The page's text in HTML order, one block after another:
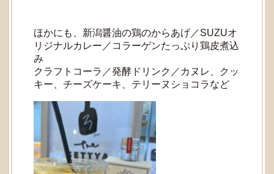
ほかにも、新潟醤油の鶏のからあげ／SUZUオ
リジナルカレー／コラーゲンたっぷり鶏皮煮込
み
クラフトコーラ／発酵ドリンク／カヌレ、クッ
キー、チーズケーキ、テリーヌショコラなど